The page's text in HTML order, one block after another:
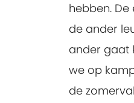
hebben.
de ander
ander gaat
we op
de